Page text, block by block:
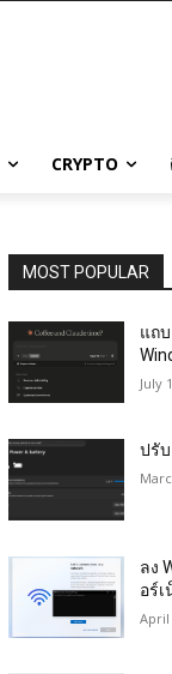
CRYPTO
MOST POPULAR
แถ
July
ปรั
ลง
อร์เ
April